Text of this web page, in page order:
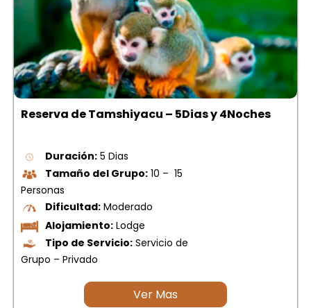
Reserva de Tamshiyacu – 5Dias y 4Noches
Duración: 5 Dias
Tamaño del Grupo: 10 – 15
Personas
Dificultad: Moderado
Alojamiento: Lodge
Tipo de Servicio: Servicio de
Grupo – Privado
Ver Mas